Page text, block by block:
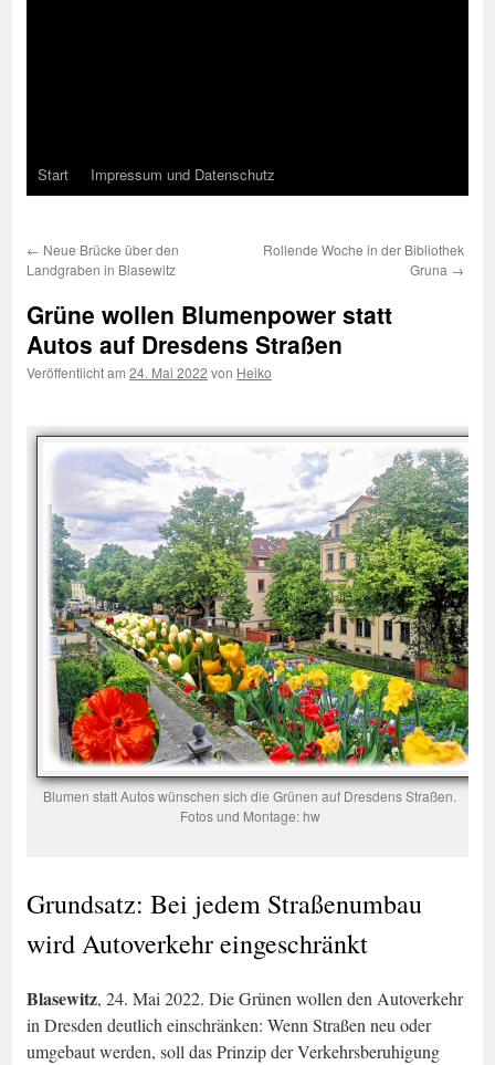
Start Impressum und Datenschutz
← Neue Brücke über den
Landgraben in Blasewitz
Rollende Woche in der Bibliothek
Gruna →
Grüne wollen Blumenpower statt
Autos auf Dresdens Straßen
Veröffentlicht am 24. Mai 2022 von Heiko
Blumen statt Autos wünschen sich die Grünen auf Dresdens Straßen.
Fotos und Montage: hw
Grundsatz: Bei jedem Straßenumbau
wird Autoverkehr eingeschränkt
Blasewitz, 24. Mai 2022. Die Grünen wollen den Autoverkehr
in Dresden deutlich einschränken: Wenn Straßen neu oder
umgebaut werden, soll das Prinzip der Verkehrsberuhigung